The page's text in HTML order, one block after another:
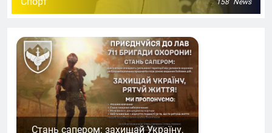
158 News
Стань сапером: захищай Україну,